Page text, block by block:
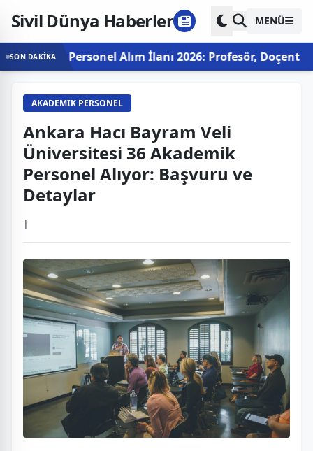
Sivil Dünya Haberler MENÜ
SON DAKİKA
Personel Alım İlanı 2026: Profesör, Doçent ve
AKADEMIK PERSONEL
Ankara Hacı Bayram Veli
Üniversitesi 36 Akademik
Personel Alıyor: Başvuru ve
Detaylar
|